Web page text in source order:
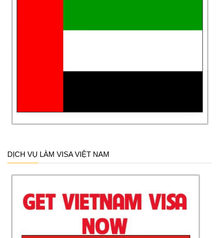
DỊCH VỤ LÀM VISA VIỆT NAM